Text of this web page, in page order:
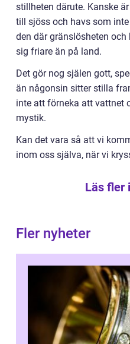
stillheten därute. Kanske
till sjöss och havs som
den där gränslösheten
sig friare än på land.
Det gör nog själen gott,
än någonsin sitter stilla
inte att förneka att vattnet
mystik.
Kan det vara så att vi
inom oss själva, när vi
Läs fler
Fler nyheter